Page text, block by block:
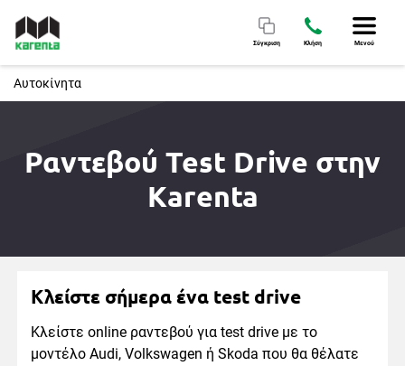
Μενού
Σύγκριση Κλήση
Αυτοκίνητα
Ραντεβού Test Drive στην
Karenta
Κλείστε σήμερα ένα test drive
Κλείστε online ραντεβού για test drive με το
μοντέλο Audi, Volkswagen ή Skoda που θα θέλατε